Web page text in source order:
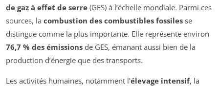
de gaz à effet de serre (GES) à l’échelle mondiale. Parmi ces
sources, la combustion des combustibles fossiles se
distingue comme la plus importante. Elle représente environ
76,7 % des émissions de GES, émanant aussi bien de la
production d’énergie que des transports.
Les activités humaines, notamment l’élevage intensif, la